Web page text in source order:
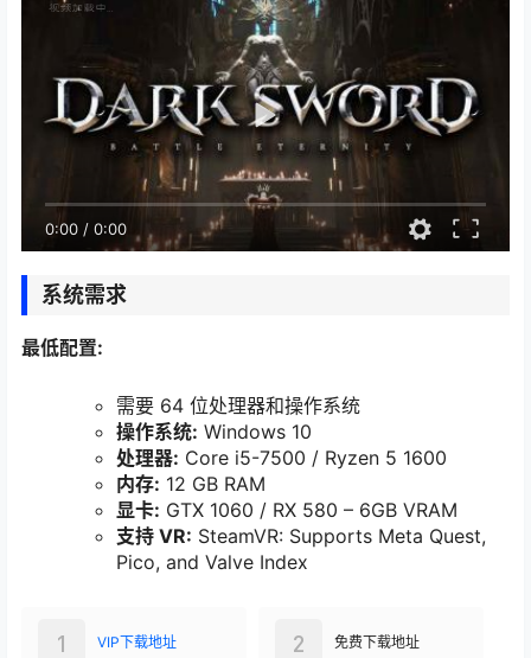
0:00 / 0:00
系统需求
最低配置:
需要 64 位处理器和操作系统
操作系统: Windows 10
处理器: Core i5-7500 / Ryzen 5 1600
内存: 12 GB RAM
显卡: GTX 1060 / RX 580 – 6GB VRAM
支持 VR: SteamVR: Supports Meta Quest,
Pico, and Valve Index
VIP下载地址
1 免费下载地址
2